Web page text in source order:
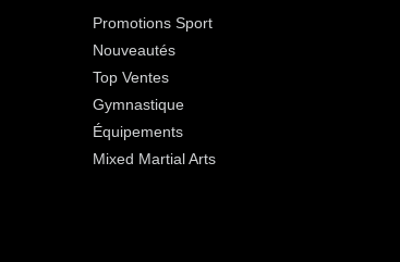
Promotions Sport
Nouveautés
Top Ventes
Gymnastique
Équipements
Mixed Martial Arts